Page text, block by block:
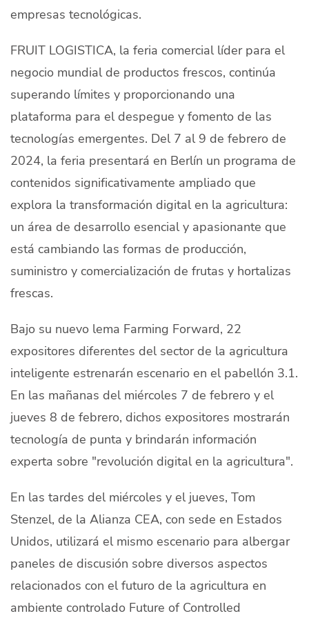
Quiénes Somos
Productores
Mercados
modo claro Español
empresas tecnológicas.
FRUIT LOGISTICA, la feria comercial líder para el
negocio mundial de productos frescos, continúa
superando límites y proporcionando una
plataforma para el despegue y fomento de las
tecnologías emergentes. Del 7 al 9 de febrero de
2024, la feria presentará en Berlín un programa de
contenidos significativamente ampliado que
explora la transformación digital en la agricultura:
un área de desarrollo esencial y apasionante que
está cambiando las formas de producción,
suministro y comercialización de frutas y hortalizas
frescas.
Bajo su nuevo lema Farming Forward, 22
expositores diferentes del sector de la agricultura
inteligente estrenarán escenario en el pabellón 3.1.
En las mañanas del miércoles 7 de febrero y el
jueves 8 de febrero, dichos expositores mostrarán
tecnología de punta y brindarán información
experta sobre "revolución digital en la agricultura".
En las tardes del miércoles y el jueves, Tom
Stenzel, de la Alianza CEA, con sede en Estados
Unidos, utilizará el mismo escenario para albergar
paneles de discusión sobre diversos aspectos
relacionados con el futuro de la agricultura en
ambiente controlado Future of Controlled